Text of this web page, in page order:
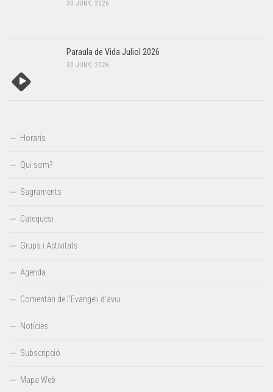
30 JUNY, 2026
Paraula de Vida Juliol 2026
30 JUNY, 2026
Horaris
Qui som?
Sagraments
Catequesi
Grups i Activitats
Agenda
Comentari de l’Evangeli d’avui
Notícies
Subscripció
Mapa Web